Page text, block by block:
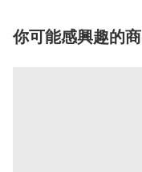
你可能感興趣的